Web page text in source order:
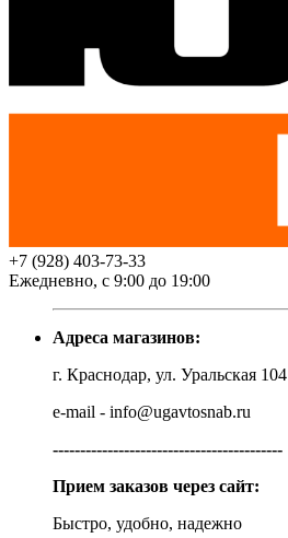
+7 (928) 403-73-33
Ежедневно, с 9:00 до 19:00
Адреса магазинов:
г. Краснодар, ул. Уральская 104
e-mail - info@ugavtosnab.ru
------------------------------------------
Прием заказов через сайт:
Быстро, удобно, надежно